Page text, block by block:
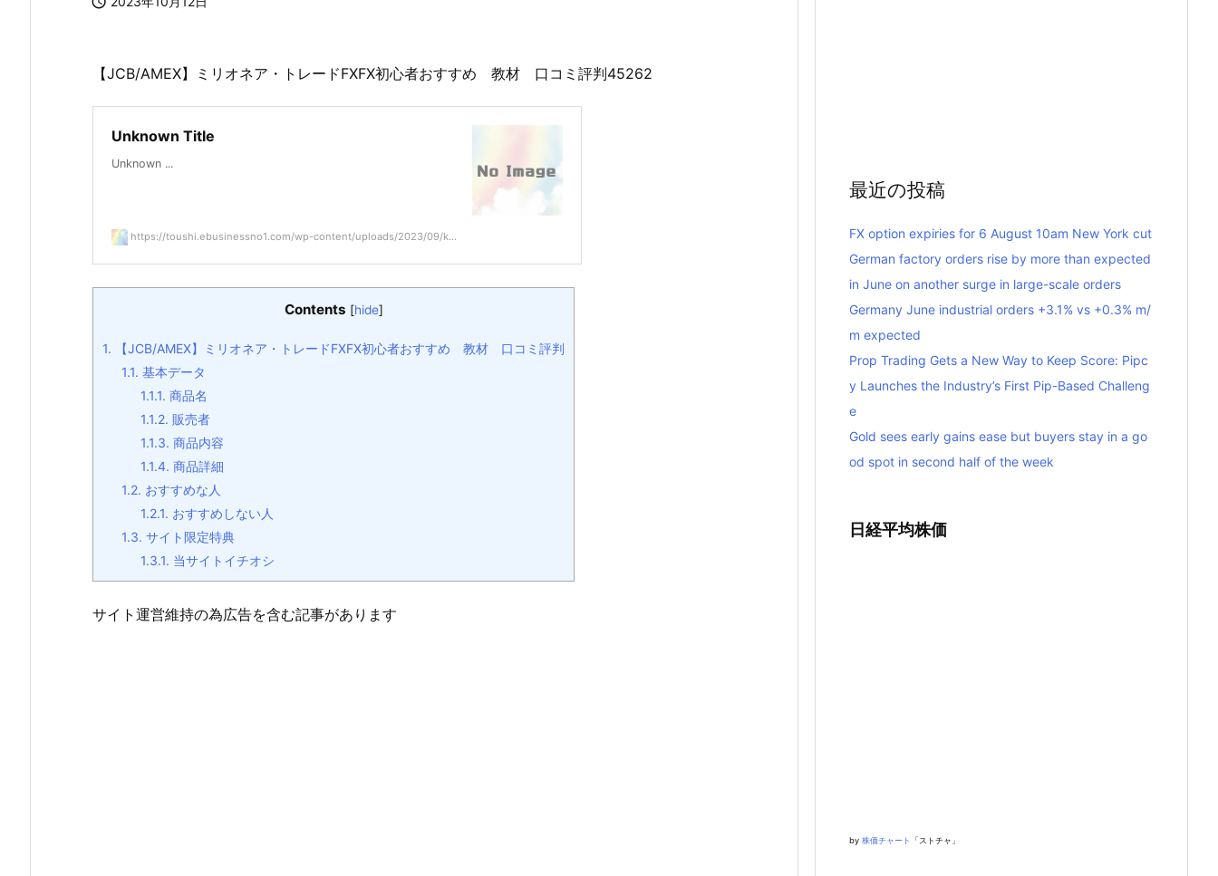
【JCB/AMEX】ミリオネア・トレードFXFX初心者おすすめ 教材 口コミ評判45262
Unknown Title
Unknown ...
https://toushi.ebusinessno1.com/wp-content/uploads/2023/09/k...
Contents [hide]
1. 【JCB/AMEX】ミリオネア・トレードFXFX初心者おすすめ 教材 口コミ評判
1.1. 基本データ
1.1.1. 商品名
1.1.2. 販売者
1.1.3. 商品内容
1.1.4. 商品詳細
1.2. おすすめな人
1.2.1. おすすめしない人
1.3. サイト限定特典
1.3.1. 当サイトイチオシ
サイト運営維持の為広告を含む記事があります
最近の投稿
FX option expiries for 6 August 10am New York cut
German factory orders rise by more than expected
in June on another surge in large-scale orders
Germany June industrial orders +3.1% vs +0.3% m/
m expected
Prop Trading Gets a New Way to Keep Score: Pipc
y Launches the Industry’s First Pip-Based Challeng
e
Gold sees early gains ease but buyers stay in a go
od spot in second half of the week
日経平均株価
by 株価チャート 「ストチャ」